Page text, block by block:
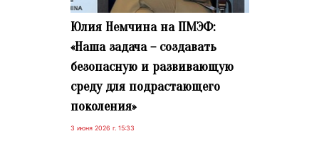
Юлия Немчина на ПМЭФ:
«Наша задача – создавать
безопасную и развивающую
среду для подрастающего
поколения»
3 июня 2026 г. 15:33